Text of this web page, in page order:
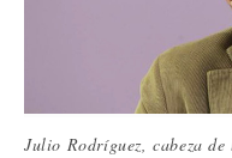
Julio Rodríguez, cabeza